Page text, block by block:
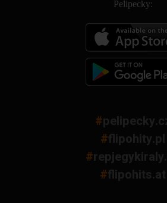
Pelipecky:
#
#flipohity.pl
#
#flipohits.at